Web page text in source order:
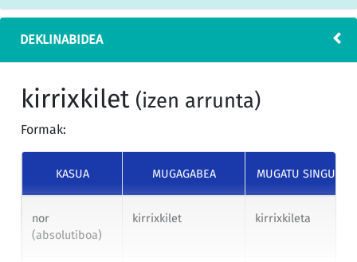
DEKLINABIDEA
kirrixkilet (izen arrunta)
Formak:
KASUA MUGAGABEA MUGATU
nor
(absolutiboa)
kirrixkilet kirrixkileta